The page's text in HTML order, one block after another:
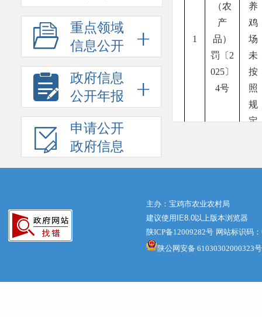
重点领域
信息公开
政府信息
公开年报
申请公开
政府信息
1
（农
产
品）
罚〔2
025〕
4号
养
鸡
场
未
按
照
规
定
承
合
格
案
主办：宝鸡市农业农村局
建议使用IE8.0以上版本浏览器
陕ICP备12009282号 网站标识码
陕公网安备 61030302000323号